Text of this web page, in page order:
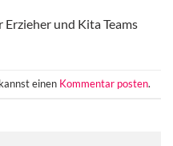
und Kita Teams
einen Kommentar posten.